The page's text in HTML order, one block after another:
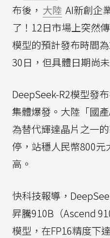
布後， 大陸 AI新創企
了！12日市場上突然
模型的預計發布時間
30日，但具體日期尚
DeepSeek-R2模型發
集體爆發。大陸「國
為替代輝達晶片之一
停，站穩人民幣800
高。
快科技報導，
昇騰910B（Ascend
模型，在FP16精度下